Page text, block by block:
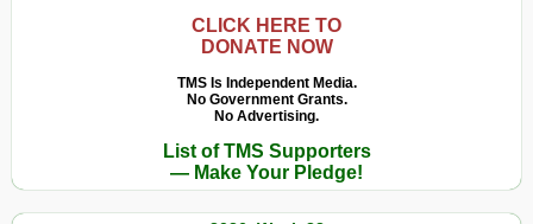
CLICK HERE TO
DONATE NOW
TMS Is Independent Media.
No Government Grants.
No Advertising.
List of TMS Supporters
— Make Your Pledge!